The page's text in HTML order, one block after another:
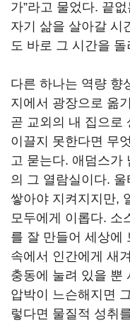
가”라고 물었다. 끝
자기 삶을 살아갈 시
도 바로 그 시간을
다른 하나는 역량 향
지에서 광장으로 옮
곧 교외의 내 집으로
이끌지 못한다면 무
고 묻는다. 애덤스가
의 그 열람실이다.
쌓아야 지켜지지만,
모두에게 이롭다. 소
를 잘 만들어 세상에
속에서 인간에게 새
충동에 눌려 있을 뿐
압박이 느슨해지면
렇다면 물질적 성취